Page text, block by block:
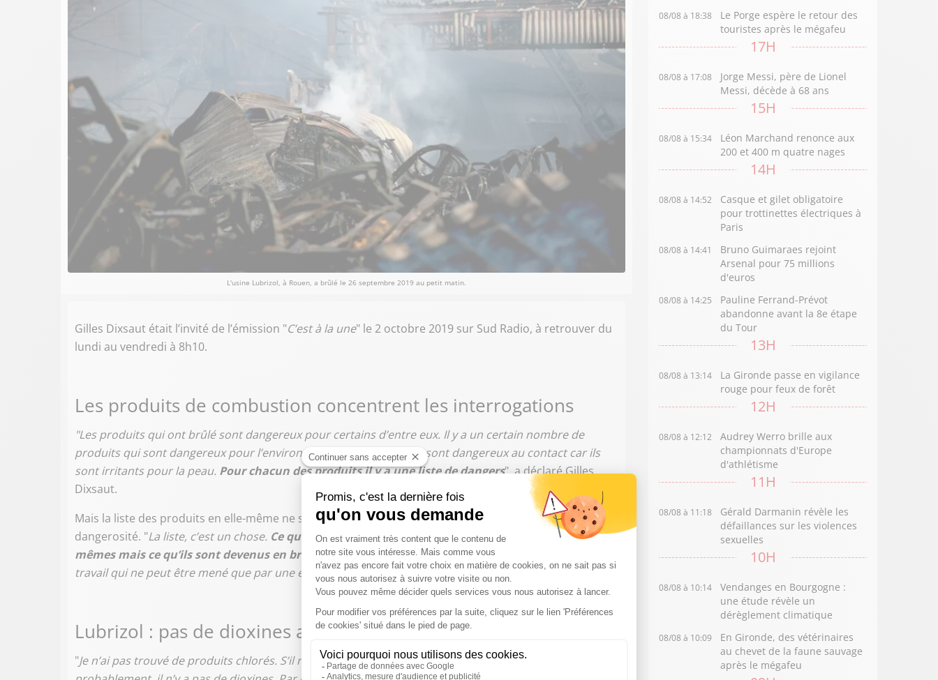
L'usine Lubrizol, à Rouen, a brûlé le 26 septembre 2019 au petit matin.
Gilles Dixsaut était l’invité de l’émission "C’est à la une" le 2 octobre 2019 sur Sud Radio, à retrouver du
lundi au vendredi à 8h10.
Les produits de combustion concentrent les interrogations
"Les produits qui ont brûlé sont dangereux pour certains d’entre eux. Il y a un certain nombre de
produits qui sont dangereux pour l’environnement et d’autres qui sont dangereux au contact car ils
sont irritants pour la peau. Pour chacun des produits il y a une liste de dangers", a déclaré Gilles
Dixsaut.
Mais la liste des produits en elle-même ne suffit pas aux médecins pour se prononcer sur leur
dangerosité. "La liste, c’est un chose. Ce qui représente un risque, ce ne sont pas les produits eux-
mêmes mais ce qu’ils sont devenus en brûlant. Et ça, on n’a aucune donnée là-dessus. C’est un
travail qui ne peut être mené que par une expertise toxicologique", a estimé Gilles Dixsaut.
Lubrizol : pas de dioxines a priori
"Je n’ai pas trouvé de produits chlorés. S’il n’y a pas de produits chlorés, cela veut dire que,
08/08 à 18:38
Le Porge espère le retour des
touristes après le mégafeu
17H
08/08 à 17:08
Jorge Messi, père de Lionel
Messi, décède à 68 ans
15H
08/08 à 15:34
Léon Marchand renonce aux
200 et 400 m quatre nages
14H
08/08 à 14:52
Casque et gilet obligatoire
pour trottinettes électriques à
Paris
08/08 à 14:41
Bruno Guimaraes rejoint
Arsenal pour 75 millions
d'euros
08/08 à 14:25
Pauline Ferrand-Prévot
abandonne avant la 8e étape
du Tour
13H
08/08 à 13:14
La Gironde passe en vigilance
rouge pour feux de forêt
12H
08/08 à 12:12
Audrey Werro brille aux
championnats d'Europe
d'athlétisme
11H
08/08 à 11:18
Gérald Darmanin révèle les
défaillances sur les violences
sexuelles
10H
08/08 à 10:14
Vendanges en Bourgogne :
une étude révèle un
dérèglement climatique
08/08 à 10:09
En Gironde, des vétérinaires
au chevet de la faune sauvage
après le mégafeu